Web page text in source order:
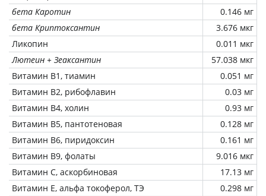
бета Каротин
0.146 мг
бета Криптоксантин
3.676 мкг
Ликопин
0.011 мкг
Лютеин + Зеаксантин
57.038 мкг
Витамин В1, тиамин
0.051 мг
Витамин В2, рибофлавин
0.03 мг
Витамин В4, холин
0.93 мг
Витамин В5, пантотеновая
0.128 мг
Витамин В6, пиридоксин
0.161 мг
Витамин В9, фолаты
9.016 мкг
Витамин C, аскорбиновая
17.13 мг
Витамин Е, альфа токоферол, ТЭ
0.298 мг